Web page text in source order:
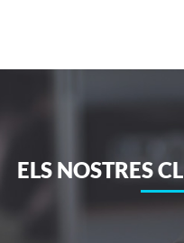
ELS NOSTRES